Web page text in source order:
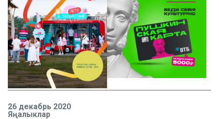
26 декабрь 2020
Яңалыклар